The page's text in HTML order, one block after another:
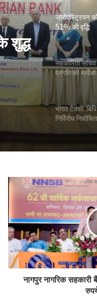
शुद्ध
जोरोएस्ट्रियन
51% की वृद्धि
सहकारिता
प्रगति की
भारत टैक्सी:
निर्विरोध निर्वाचित
गुजरात राज्य
सीईए ने
को दी मंजूरी
टीएसयू का तेजी
विद्यार्थियों ने
लातूर कोऑप ने
नागपुर नागरिक